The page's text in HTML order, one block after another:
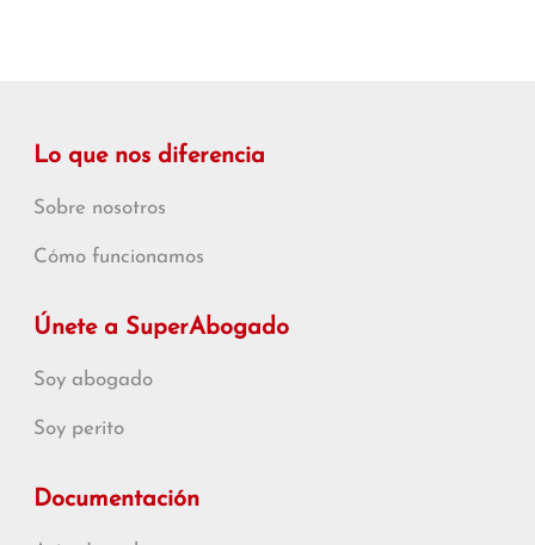
Lo que nos diferencia
Sobre nosotros
Cómo funcionamos
Únete a SuperAbogado
Soy abogado
Soy perito
Documentación